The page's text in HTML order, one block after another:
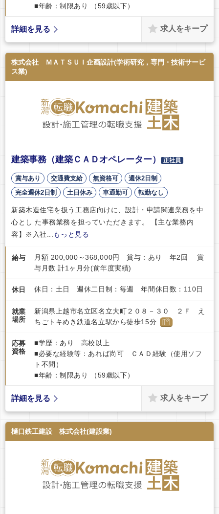
■年齢：制限あり （59歳以下）
詳細を見る 求人をキープ
株式会社 ＭＡＴＳＵＩ企画設計(学術研究，専門・技術サービ
ス業)
建築事務（建築ＣＡＤオペレーター） 正社員
賞与あり 交通費支給 無資格可
週休2日制
完全週休2日制
土日休み 車通勤可 転勤なし
新築木造住宅を扱う工務店向けに、設計・申請関連業務を中
心とし た事務業務を担っていただきます。 【主な業務内
容】※入社... もっと見る
給与
月額 200,000～368,000円 賞与：あり 年2回 賞
与月数 計1ヶ月分(前年度実績)
休日 休日：土日 週休二日制：毎週 年間休日数：110日
就業
場所
新潟県上越市名立区名立大町２０８－３０ ２Ｆ え
ちごトキめき鉄道名立駅から徒歩15分
応募
資格
■学歴：あり 高校以上
■必要な経験等：あれば尚可 ＣＡＤ経験（使用ソフ
ト不問）
■年齢：制限あり （59歳以下）
詳細を見る 求人をキープ
樋口鉄工建設 株式会社(建設業)